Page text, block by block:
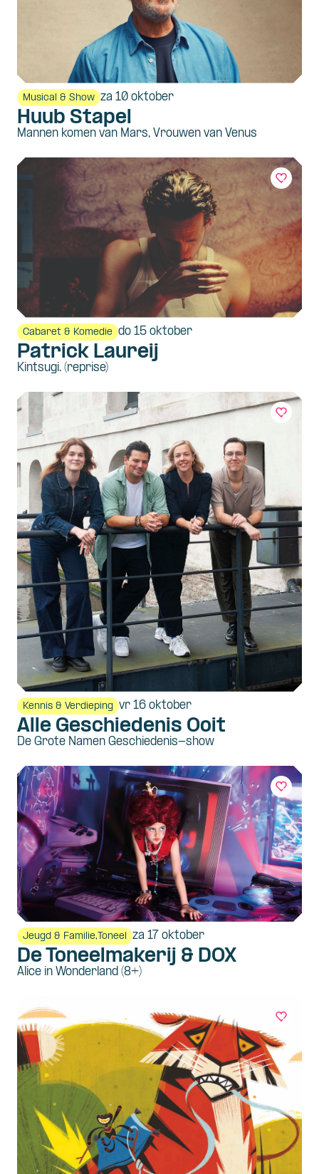
Musical & Show za 10 oktober
Huub Stapel
Mannen komen van Mars, Vrouwen van Venus
Cabaret & Komedie do 15 oktober
Patrick Laureij
Kintsugi. (reprise)
Kennis & Verdieping vr 16 oktober
Alle Geschiedenis Ooit
De Grote Namen Geschiedenis-show
Jeugd & Familie,Toneel za 17 oktober
De Toneelmakerij & DOX
Alice in Wonderland (8+)